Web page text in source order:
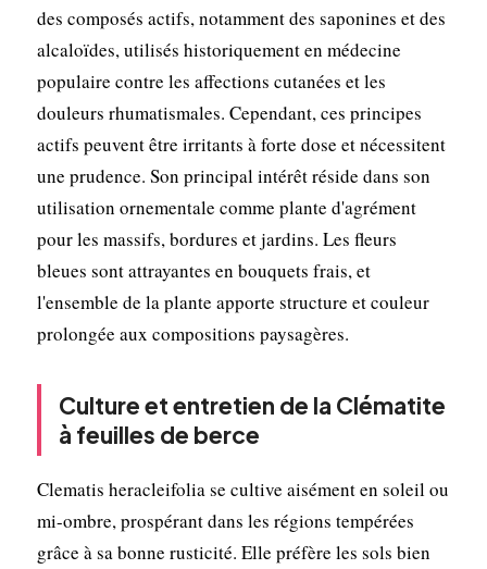
des composés actifs, notamment des saponines et des
alcaloïdes, utilisés historiquement en médecine
populaire contre les affections cutanées et les
douleurs rhumatismales. Cependant, ces principes
actifs peuvent être irritants à forte dose et nécessitent
une prudence. Son principal intérêt réside dans son
utilisation ornementale comme plante d'agrément
pour les massifs, bordures et jardins. Les fleurs
bleues sont attrayantes en bouquets frais, et
l'ensemble de la plante apporte structure et couleur
prolongée aux compositions paysagères.
Culture et entretien de la Clématite
à feuilles de berce
Clematis heracleifolia se cultive aisément en soleil ou
mi-ombre, prospérant dans les régions tempérées
grâce à sa bonne rusticité. Elle préfère les sols bien